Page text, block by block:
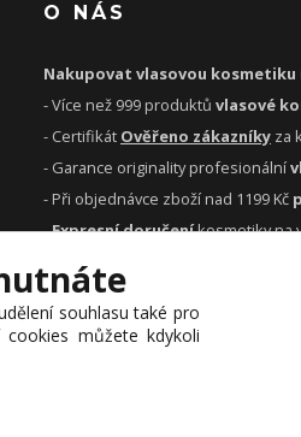
O NÁS
Nakupovat vlasovou kosmetiku
- Více než 999 produktů vlasové
- Certifikát Ověřeno zákazníky za
- Garance originality profesionální
- Při objednávce zboží nad 1199 Kč
-Expresní doručeníkosmetiky na
Profesionální
souhlasu také pro
cookies můžete kdykoli